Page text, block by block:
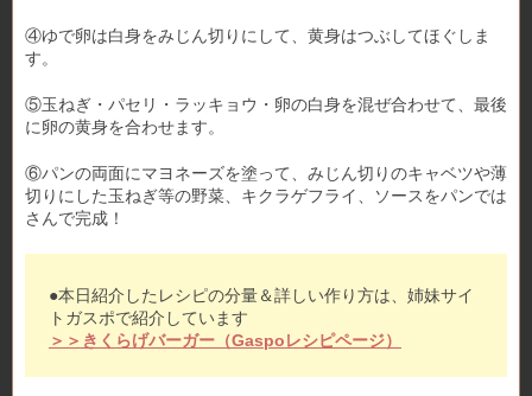
④ゆで卵は白身をみじん切りにして、黄身はつぶしてほぐしま
す。
⑤玉ねぎ・パセリ・ラッキョウ・卵の白身を混ぜ合わせて、最後
に卵の黄身を合わせます。
⑥パンの両面にマヨネーズを塗って、みじん切りのキャベツや薄
切りにした玉ねぎ等の野菜、キクラゲフライ、ソースをパンでは
さんで完成！
●本日紹介したレシピの分量＆詳しい作り方は、姉妹サイ
トガスポで紹介しています
＞＞きくらげバーガー（Gaspoレシピページ）